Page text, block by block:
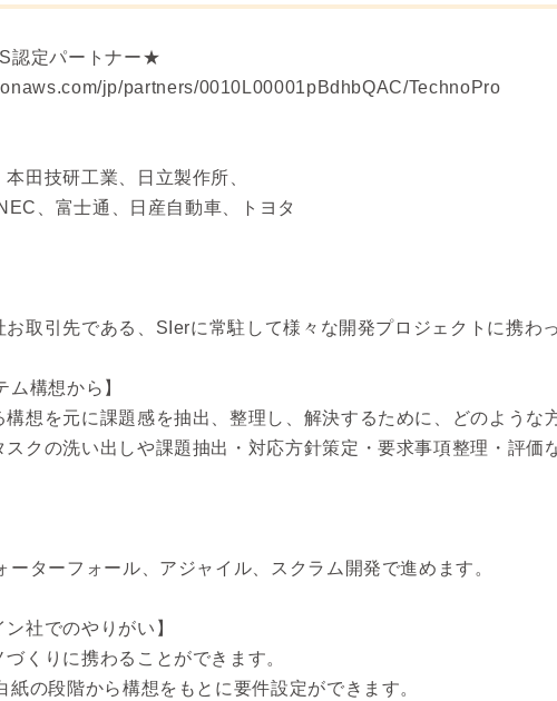
認定パートナー★
jp/partners/0010L00001pBdhbQAC/TechnoPro
田技研工業、日立製作所、
、富士通、日産自動車、トヨタ
取引先である、SIerに常駐して様々な開発プロジェクトに携わ
ム構想から】
構想を元に課題感を抽出、整理し、解決するために、どのような
クの洗い出しや課題抽出・対応方針策定・要求事項整理・評価
ーターフォール、アジャイル、スクラム開発で進めます。
ン社でのやりがい】
くりに携わることができます。
紙の段階から構想をもとに要件設定ができます。